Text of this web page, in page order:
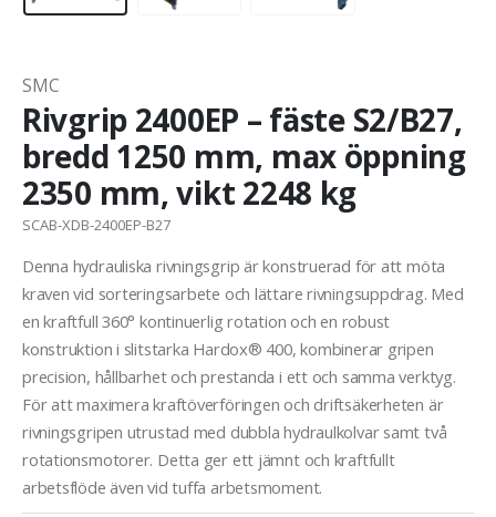
SMC
Rivgrip 2400EP – fäste S2/B27,
bredd 1250 mm, max öppning
2350 mm, vikt 2248 kg
SCAB-XDB-2400EP-B27
Denna hydrauliska rivningsgrip är konstruerad för att möta
kraven vid sorteringsarbete och lättare rivningsuppdrag. Med
en kraftfull 360° kontinuerlig rotation och en robust
konstruktion i slitstarka Hardox® 400, kombinerar gripen
precision, hållbarhet och prestanda i ett och samma verktyg.
För att maximera kraftöverföringen och driftsäkerheten är
rivningsgripen utrustad med dubbla hydraulkolvar samt två
rotationsmotorer. Detta ger ett jämnt och kraftfullt
arbetsflöde även vid tuffa arbetsmoment.